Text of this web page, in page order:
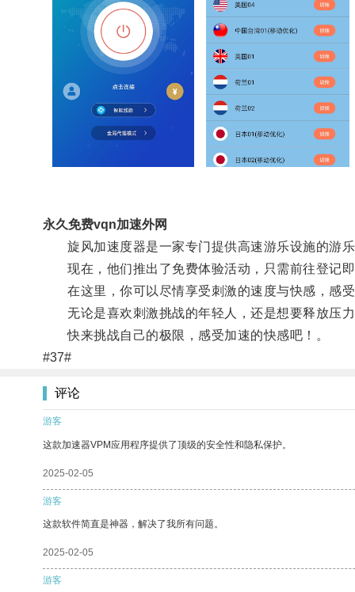
永久免费vqn加速外网
旋风加速度器是一家专门提供高速游乐设施的游
现在，他们推出了免费体验活动，只需前往登记即
在这里，你可以尽情享受刺激的速度与快感，感受
无论是喜欢刺激挑战的年轻人，还是想要释放压力
快来挑战自己的极限，感受加速的快感吧！。
#37#
评论
游客
这款加速器VPM应用程序提供了顶级的安全性和隐私保护。
2025-02-05
游客
这款软件简直是神器，解决了我所有问题。
2025-02-05
游客